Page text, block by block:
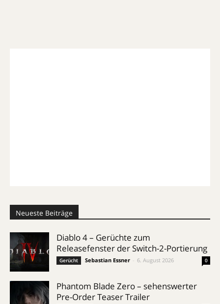
Neueste Beiträge
Diablo 4 – Gerüchte zum
Releasefenster der Switch-2-Portierung
Gerücht Sebastian Essner 6. August 2026 0
Phantom Blade Zero – sehenswerter
Pre-Order Teaser Trailer